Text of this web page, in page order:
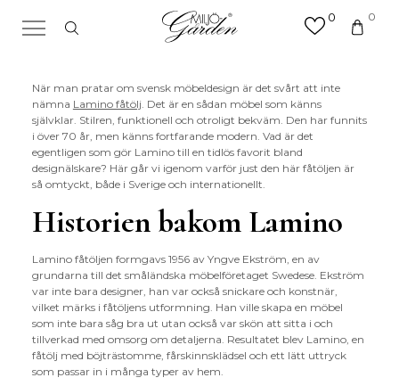
0 0
kategori
Sök
efter:
När man pratar om svensk möbeldesign är det svårt att inte
nämna Lamino fåtölj. Det är en sådan möbel som känns
självklar. Stilren, funktionell och otroligt bekväm. Den har funnits
i över 70 år, men känns fortfarande modern. Vad är det
egentligen som gör Lamino till en tidlös favorit bland
designälskare? Här går vi igenom varför just den här fåtöljen är
så omtyckt, både i Sverige och internationellt.
Historien bakom Lamino
Lamino fåtöljen formgavs 1956 av Yngve Ekström, en av
grundarna till det småländska möbelföretaget Swedese. Ekström
var inte bara designer, han var också snickare och konstnär,
vilket märks i fåtöljens utformning. Han ville skapa en möbel
som inte bara såg bra ut utan också var skön att sitta i och
tillverkad med omsorg om detaljerna. Resultatet blev Lamino, en
fåtölj med böjträstomme, fårskinnsklädsel och ett lätt uttryck
som passar in i många typer av hem.